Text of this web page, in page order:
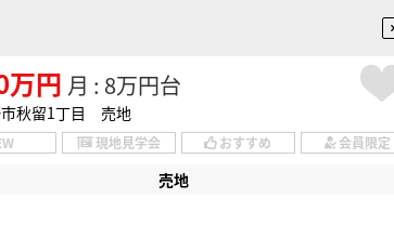
円 月 : 8万円台
市秋留1丁目 売地
現地見学会 おすすめ 会員限定
売地